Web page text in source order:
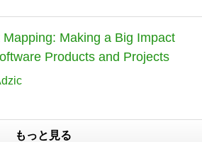
Mapping: Making a Big Impact
Products and Projects
もっと見る